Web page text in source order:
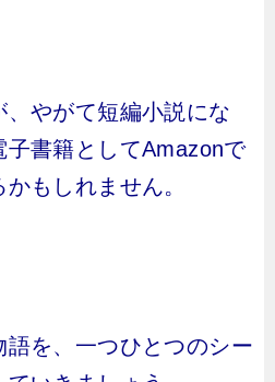
やがて短編小説にな
子書籍としてAmazonで
もしれません。
語を、一つひとつのシー